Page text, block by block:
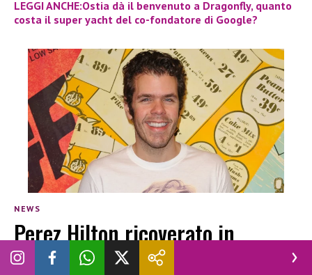
LEGGI ANCHE:Ostia dà il benvenuto a Dragonfly, quanto
costa il super yacht del co-fondatore di Google?
NEWS
Perez Hilton ricoverato in
ospedale dopo essersi ferito in